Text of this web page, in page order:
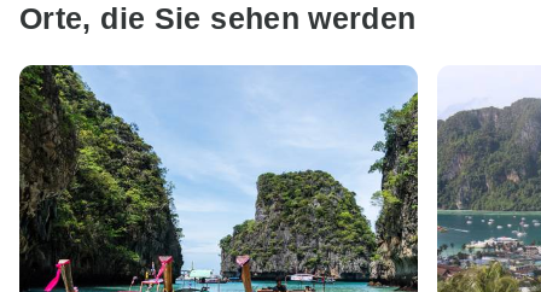
Orte, die Sie sehen werden